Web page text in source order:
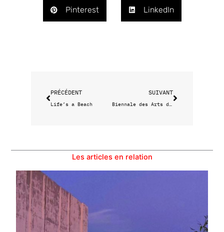
Pinterest LinkedIn
PRÉCÉDENT
Life’s a Beach
SUIVANT
Biennale des Arts du Cirque / Soirée d’ouverture
Les articles en relation